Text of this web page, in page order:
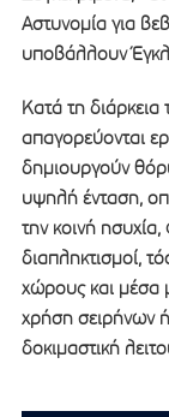
Αστυνομία για
υποβάλλουν
Κατά τη διάρκεια
απαγορεύονται
δημιουργούν
υψηλή ένταση,
την κοινή
διαπληκτισμοί,
χώρους και μέσα
χρήση σειρήνων
δοκιμαστική